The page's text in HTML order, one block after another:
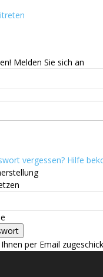
Melden Sie sich an
vergessen? Hilfe
per Email